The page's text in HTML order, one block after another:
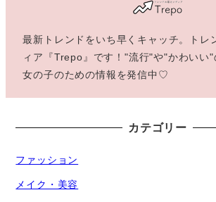
最新トレンドをいち早くキャッチ。トレ
ィア『Trepo』です！"流行"や"かわいい"
女の子のための情報を発信中♡
カテゴリー
ファッション
メイク・美容